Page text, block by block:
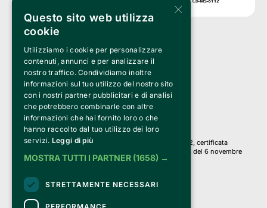
Clappit è un marchio di proprietà di:
Bemils Srl
a Socio Unico
Via Fosse Ardeatine, 4 -20092 Cinisello Balsamo (MI)
PI 05589050961
Iscr. C.C.I.A.A. Milano R.E.A. 1833471
© 2010-2025 Bemils Srl - Tutti i diritti riservati
Credits:
Clappit è basato sulla piattaforma di biglietteria Belive 6.2, certificata
dall’Agenzia delle Entrate con protocollo n. 2025/445474 del 6 novembre
2025.
sono sicuri e protetti da un certificato SSL
con crittografia a 128 bit.
×
Questo sito web utilizza
cookie
Utilizziamo i cookie per personalizzare
contenuti, annunci e per analizzare il
nostro traffico. Condividiamo inoltre
informazioni sul tuo utilizzo del nostro sito
con i nostri partner pubblicitari e di analisi
che potrebbero combinarle con altre
informazioni che hai fornito loro o che
hanno raccolto dal tuo utilizzo dei loro
servizi. Leggi di più
MOSTRA TUTTI I PARTNER (1658) →
STRETTAMENTE NECESSARI
PERFORMANCE